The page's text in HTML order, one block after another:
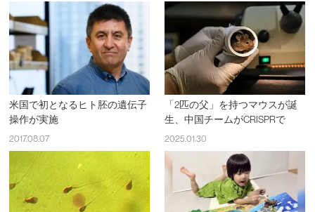
米国で初となるヒト胚の遺伝子
操作が実施
2017.08.07
「2匹の父」を持つマウスが誕
生、中国チームがCRISPRで
2025.01.30